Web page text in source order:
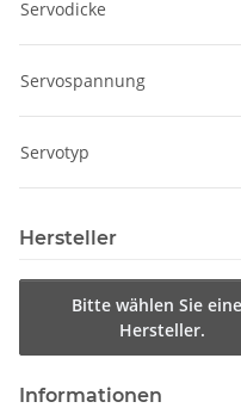
Servodicke
Servospannung
Servotyp
Hersteller
Bitte wählen Sie
Hersteller.
Informationen